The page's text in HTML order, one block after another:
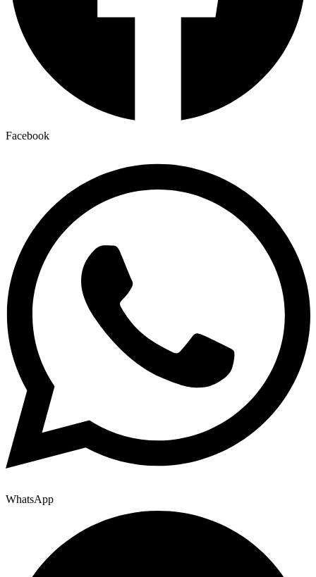
Facebook
WhatsApp